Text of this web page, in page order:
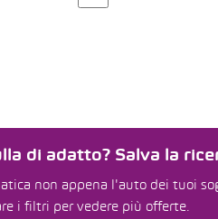
di adatto? Salva la
non appena l'auto dei tuoi
i filtri per vedere più offerte.